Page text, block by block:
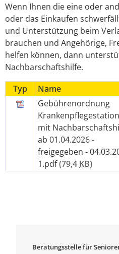
Wenn Ihnen die eine oder
oder das Einkaufen
und Unterstützung beim
brauchen und Angehörige,
helfen können, dann
Nachbarschaftshilfe.
Typ
Name
Gebührenordnung
Krankenpflegestation
mit
ab 01.04.2026 -
freigegeben -
1.pdf(79,4 KB)
Beratungsstelle für